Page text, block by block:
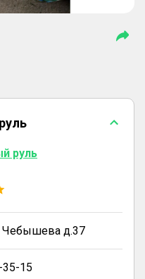
руль
Чебышева д.37
35-15